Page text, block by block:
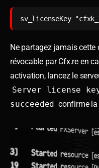
sv_licenseKey
Ne partagez jamais cette
révocable par Cfx.re en
activation, lancez le
Server license
succeeded confirme la